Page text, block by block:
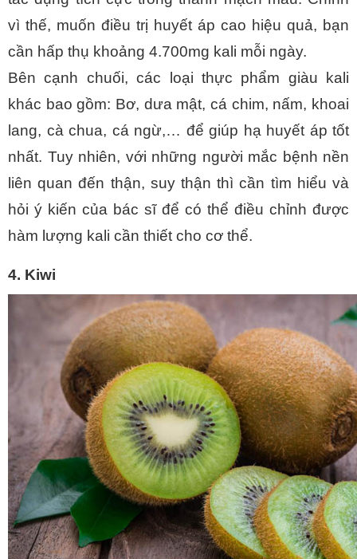
vì thế, muốn điều trị huyết áp cao hiệu quả, bạn
cần hấp thụ khoảng 4.700mg kali mỗi ngày.
Bên cạnh chuối, các loại thực phẩm giàu kali
khác bao gồm: Bơ, dưa mật, cá chim, nấm, khoai
lang, cà chua, cá ngừ,… để giúp hạ huyết áp tốt
nhất. Tuy nhiên, với những người mắc bệnh nền
liên quan đến thận, suy thận thì cần tìm hiểu và
hỏi ý kiến của bác sĩ để có thể điều chỉnh được
hàm lượng kali cần thiết cho cơ thể.
4. Kiwi